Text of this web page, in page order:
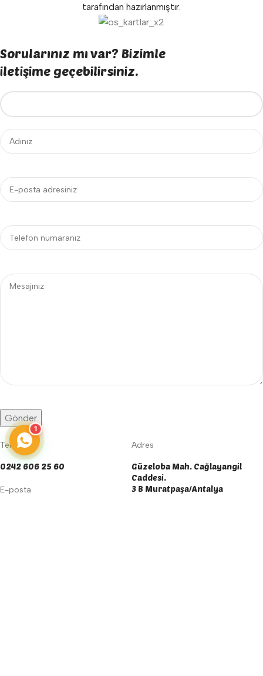
tarafından hazırlanmıştır.
Sorularınız mı var? Bizimle
iletişime geçebilirsiniz.
Telefon
0242 606 25 60
E-posta
Adres
Güzeloba Mah. Cağlayangil
Caddesi.
3 B Muratpaşa/Antalya
1